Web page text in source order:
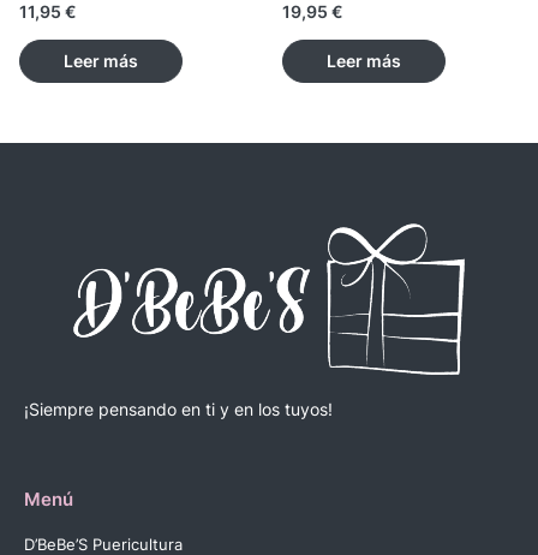
11,95 €
Leer más
19,95 €
Leer más
¡Siempre pensando en ti y en los tuyos!
Menú
D’BeBe’S Puericultura